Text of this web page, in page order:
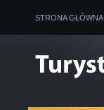
STRONA GŁÓWNA